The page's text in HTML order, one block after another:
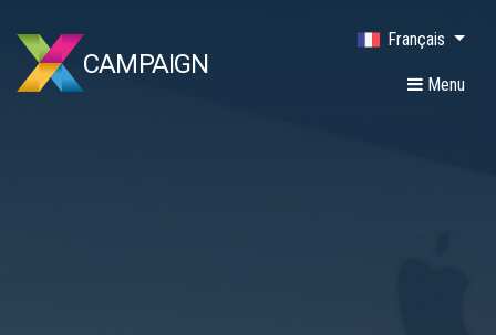
CAMPAIGN
Menu
Français